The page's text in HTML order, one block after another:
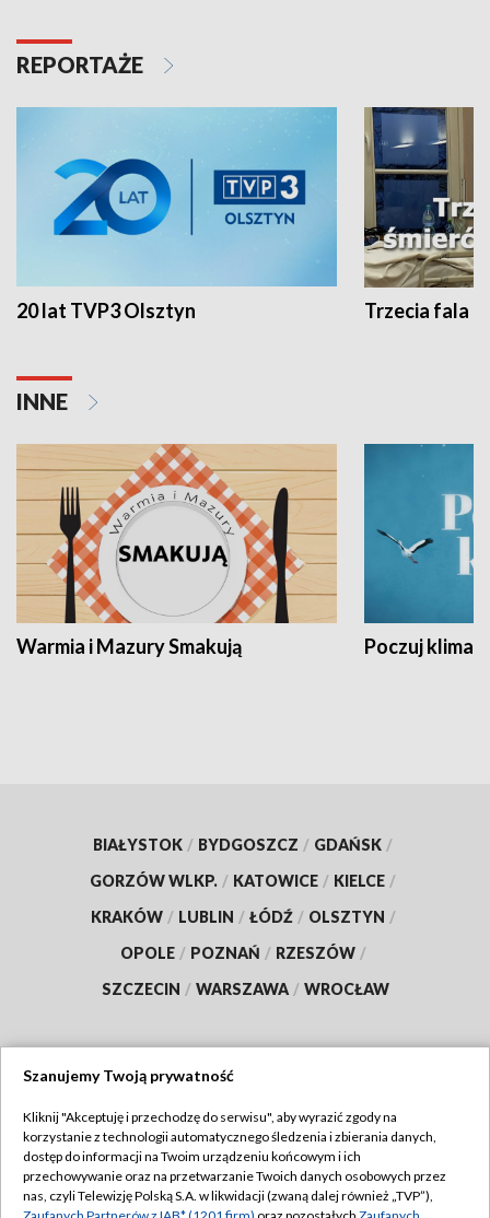
REPORTAŻE
20 lat TVP3 Olsztyn Trzecia fala -
INNE
Warmia i Mazury Smakują Poczuj klimat
BIAŁYSTOK / BYDGOSZCZ / GDAŃSK /
GORZÓW WLKP. / KATOWICE / KIELCE /
KRAKÓW / LUBLIN / ŁÓDŹ / OLSZTYN /
OPOLE / POZNAŃ / RZESZÓW /
SZCZECIN / WARSZAWA / WROCŁAW
TVP
Abonament TVP
Emisja w TVP
Regulamin TVP
Szanujemy Twoją prywatność
Kliknij "Akceptuję i przechodzę do serwisu", aby wyrazić zgody na
korzystanie z technologii automatycznego śledzenia i zbierania danych,
dostęp do informacji na Twoim urządzeniu końcowym i ich
przechowywanie oraz na przetwarzanie Twoich danych osobowych przez
nas, czyli Telewizję Polską S.A. w likwidacji (zwaną dalej również „TVP”),